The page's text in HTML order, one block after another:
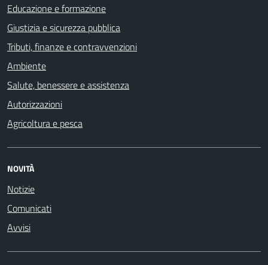
Educazione e formazione
Giustizia e sicurezza pubblica
Tributi, finanze e contravvenzioni
Ambiente
Salute, benessere e assistenza
Autorizzazioni
Agricoltura e pesca
NOVITÀ
Notizie
Comunicati
Avvisi